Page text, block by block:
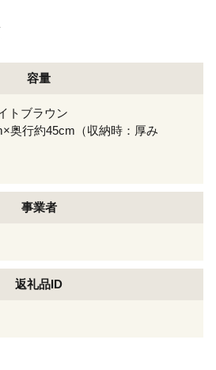
容量
トブラウン
奥行約45cm（収納時：厚み
事業者
返礼品ID